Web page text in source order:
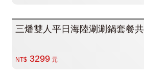
三燔雙人平日海陸涮涮鍋套餐
NT$3299元